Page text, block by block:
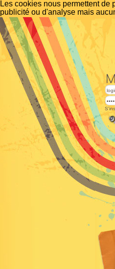
Les cookies nous permettent
publicité ou d'analyse mais